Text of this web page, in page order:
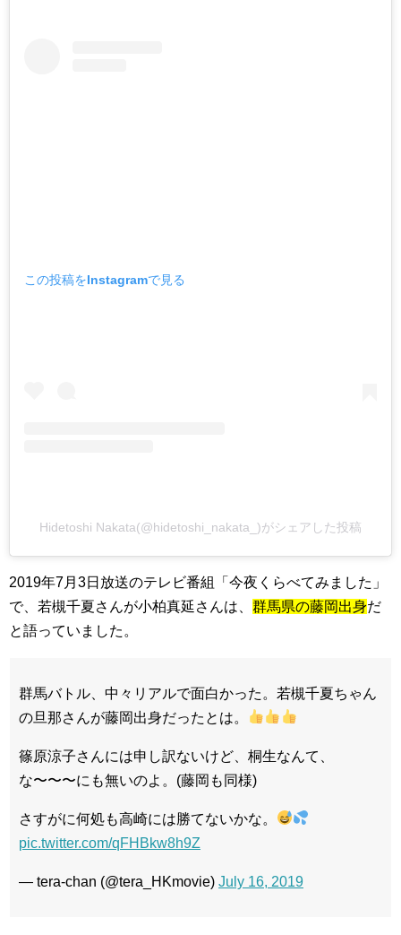
この投稿をInstagramで見る
Hidetoshi Nakata(@hidetoshi_nakata_)がシェアした投稿
2019年7月3日放送のテレビ番組「今夜くらべてみました」
で、若槻千夏さんが小柏真延さんは、 群馬県の藤岡出身だ
と語っていました。
群馬バトル、中々リアルで面白かった。若槻千夏ちゃん
の旦那さんが藤岡出身だったとは。
篠原涼子さんには申し訳ないけど、桐生なんて、
な〜〜〜にも無いのよ。(藤岡も同様)
さすがに何処も高崎には勝てないかな。
pic.twitter.com/qFHBkw8h9Z
— tera-chan (@tera_HKmovie) July 16, 2019